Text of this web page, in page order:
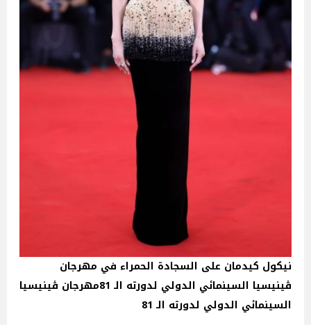
نيكول كيدمان على السجادة الحمراء في مهرجان
ڤينيسيا السينمائي الدولي لدورته الـ 81مهرجان ڤينيسيا
السينمائي الدولي لدورته الـ 81